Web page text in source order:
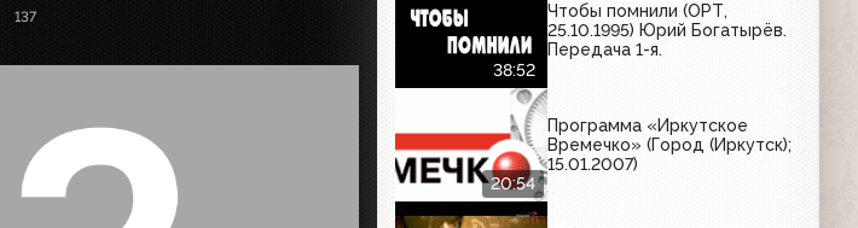
137
38:52
Чтобы помнили (ОРТ,
25.10.1995) Юрий Богатырёв.
Передача 1-я.
20:54
Программа «Иркутское
Времечко» (Город (Иркутск);
15.01.2007)